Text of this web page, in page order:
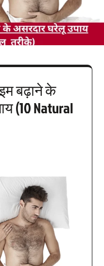
बढ़ाने के
(10 Natural